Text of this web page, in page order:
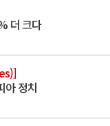
더 크다
아 정치